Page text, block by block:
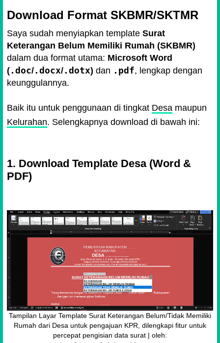
Download Format SKBMR/SKTMR
Saya sudah menyiapkan template Surat
Keterangan Belum Memiliki Rumah (SKBMR)
dalam dua format utama: Microsoft Word
( .doc/ .docx/ .dotx) dan .pdf, lengkap dengan
keunggulannya.
Baik itu untuk penggunaan di tingkat Desa maupun
Kelurahan. Selengkapnya download di bawah ini:
1. Download Template Desa (Word &
PDF)
Tampilan Layar Template Surat Keterangan Belum/Tidak Memiliki
Rumah dari Desa untuk pengajuan KPR, dilengkapi fitur untuk
percepat pengisian data surat | oleh: